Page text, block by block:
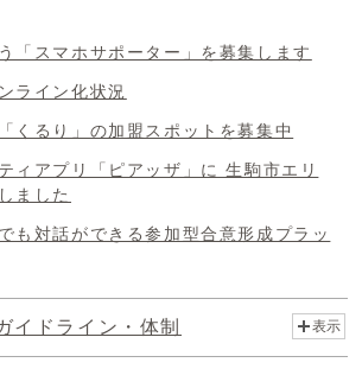
「スマホサポーター」を募集します
ライン化状況
くるり」の加盟スポットを募集中
ィアプリ「ピアッザ」に 生駒市エリ
ました
も対話ができる参加型合意形成プラッ
イドライン・体制 表示